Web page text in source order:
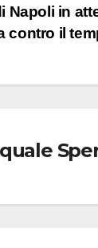
Napoli in
contro il